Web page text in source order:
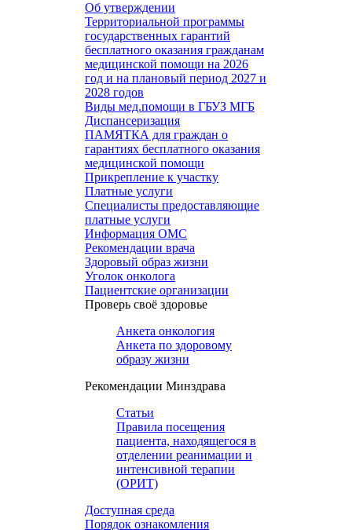
Об утверждении
Территориальной программы
государственных гарантий
бесплатного оказания гражданам
медицинской помощи на 2026
год и на плановый период 2027 и
2028 годов
Виды мед.помощи в ГБУЗ МГБ
Диспансеризация
ПАМЯТКА для граждан о
гарантиях бесплатного оказания
медицинской помощи
Прикрепление к участку
Платные услуги
Специалисты предоставляющие
платные услуги
Информация ОМС
Рекомендации врача
Здоровый образ жизни
Уголок онколога
Пациентские организации
Проверь своё здоровье
Анкета онкология
Анкета по здоровому
образу жизни
Рекомендации Минздрава
Статьи
Правила посещения
пациента, находящегося в
отделении реанимации и
интенсивной терапии
(ОРИТ)
Доступная среда
Порядок ознакомления